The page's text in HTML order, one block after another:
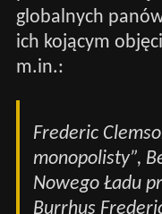
globalnych
ich kojącym
m.in.:
Frederic
monopolisty”,
Nowego Ładu
Burrhus